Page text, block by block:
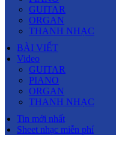
GUITAR
ORGAN
THANH NHẠC
BÀI VIẾT
Video
GUITAR
PIANO
ORGAN
THANH NHẠC
Tin mới nhất
Sheet nhạc miễn phí